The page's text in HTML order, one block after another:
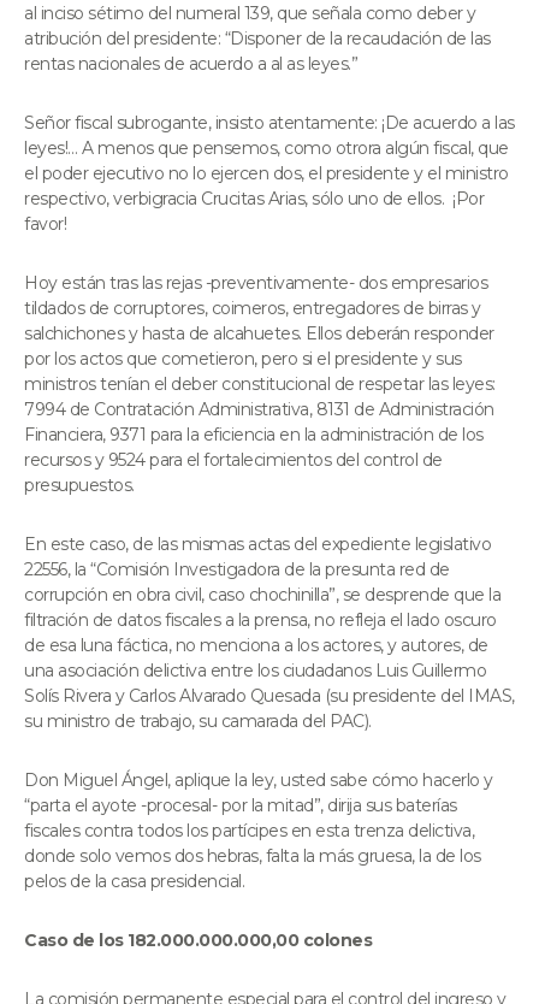
al inciso sétimo del numeral 139, que señala como deber y
atribución del presidente: “Disponer de la recaudación de las
rentas nacionales de acuerdo a al as leyes.”
Señor fiscal subrogante, insisto atentamente: ¡De acuerdo a las
leyes!… A menos que pensemos, como otrora algún fiscal, que
el poder ejecutivo no lo ejercen dos, el presidente y el ministro
respectivo, verbigracia Crucitas Arias, sólo uno de ellos. ¡Por
favor!
Hoy están tras las rejas -preventivamente- dos empresarios
tildados de corruptores, coimeros, entregadores de birras y
salchichones y hasta de alcahuetes. Ellos deberán responder
por los actos que cometieron, pero si el presidente y sus
ministros tenían el deber constitucional de respetar las leyes:
7994 de Contratación Administrativa, 8131 de Administración
Financiera, 9371 para la eficiencia en la administración de los
recursos y 9524 para el fortalecimientos del control de
presupuestos.
En este caso, de las mismas actas del expediente legislativo
22556, la “Comisión Investigadora de la presunta red de
corrupción en obra civil, caso chochinilla”, se desprende que la
filtración de datos fiscales a la prensa, no refleja el lado oscuro
de esa luna fáctica, no menciona a los actores, y autores, de
una asociación delictiva entre los ciudadanos Luis Guillermo
Solís Rivera y Carlos Alvarado Quesada (su presidente del IMAS,
su ministro de trabajo, su camarada del PAC).
Don Miguel Ángel, aplique la ley, usted sabe cómo hacerlo y
“parta el ayote -procesal- por la mitad”, dirija sus baterías
fiscales contra todos los partícipes en esta trenza delictiva,
donde solo vemos dos hebras, falta la más gruesa, la de los
pelos de la casa presidencial.
Caso de los 182.000.000.000,00 colones
La comisión permanente especial para el control del ingreso y